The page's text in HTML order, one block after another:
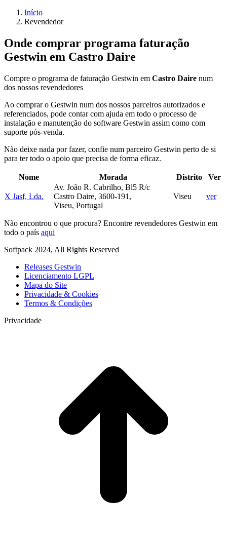
Início
Revendedor
Onde comprar programa faturação
Gestwin em Castro Daire
Compre o programa de faturação Gestwin em Castro Daire num
dos nossos revendedores
Ao comprar o Gestwin num dos nossos parceiros autorizados e
referenciados, pode contar com ajuda em todo o processo de
instalação e manutenção do software Gestwin assim como com
suporte pós-venda.
Não deixe nada por fazer, confie num parceiro Gestwin perto de si
para ter todo o apoio que precisa de forma eficaz.
Nome Morada Distrito Ver
X Jasf, Lda.
Av. João R. Cabrilho, Bl5 R/c
Castro Daire, 3600-191,
Viseu, Portugal
Viseu ver
Não encontrou o que procura? Encontre revendedores Gestwin em
todo o país aqui
Softpack 2024, All Rights Reserved
Releases Gestwin
Licenciamento LGPL
Mapa do Site
Privacidade & Cookies
Termos & Condições
Privacidade